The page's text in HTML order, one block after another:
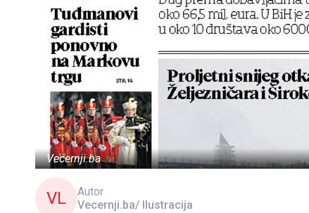
Vecernji.ba
VL
Autor
Vecernji.ba/ Ilustracija